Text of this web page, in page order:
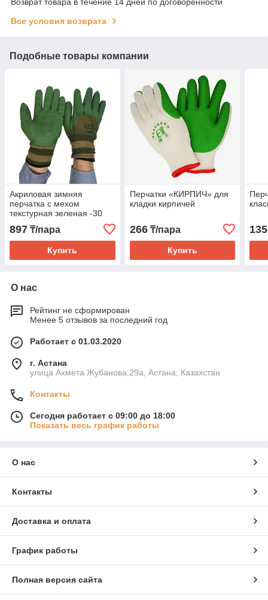
Все условия возврата
Подобные товары компании
Акриловая зимняя
перчатка с мехом
текстурная зеленая -30
897 ₸/пара
Купить
Перчатки «КИРПИЧ» для
кладки кирпичей
266₸/пара
Купить
135
О нас
Рейтинг не сформирован
Менее 5 отзывов за последний год
Работает с 01.03.2020
г. Астана
улица Ахмета Жубанова,29а, Астана, Казахстан
Контакты
Сегодня работает с 09:00 до 18:00
Показать весь график работы
О нас
Контакты
Доставка и оплата
График работы
Полная версия сайта